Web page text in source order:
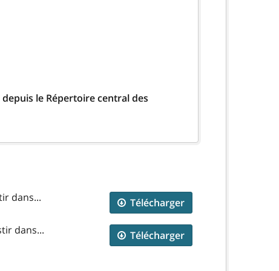
le Répertoire central des
dans... Télécharger
dans... Télécharger